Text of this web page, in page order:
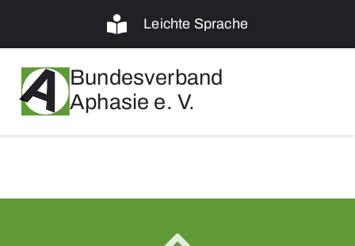
Leichte Sprache
Bundesverband
Aphasie e. V.